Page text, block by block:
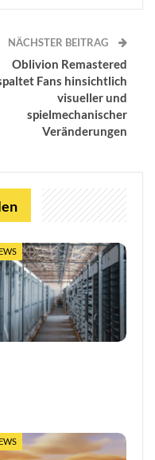
NÄCHSTER BEITRAG
Oblivion Remastered
Fans hinsichtlich
visueller und
spielmechanischer
Veränderungen